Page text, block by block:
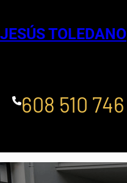
JESÚS TOLEDANO
608 510 746